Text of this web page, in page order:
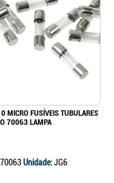
MICRO FUSÍVEIS TUBULARES
70063 LAMPA
70063Unidade:JG6